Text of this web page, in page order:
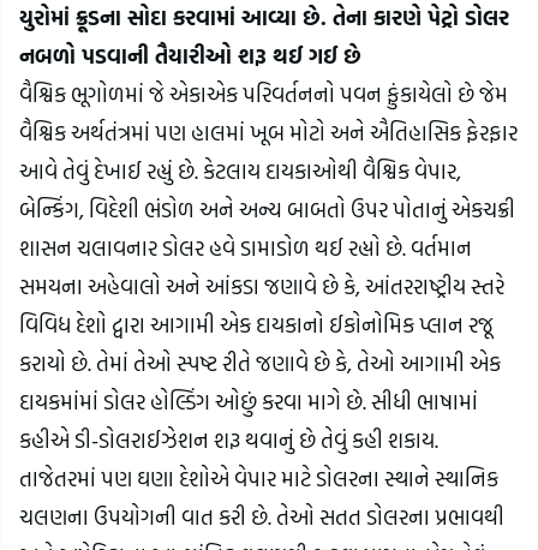
યુરોમાં ક્રૂડના સોદા કરવામાં આવ્યા છે. તેના કારણે પેટ્રો ડોલર
નબળો પડવાની તૈયારીઓ શરૂ થઈ ગઈ છે
વૈશ્વિક ભૂગોળમાં જે એકાએક પરિવર્તનનો પવન ફુંકાયેલો છે જેમ
વૈશ્વિક અર્થતંત્રમાં પણ હાલમાં ખૂબ મોટો અને ઐતિહાસિક ફેરફાર
આવે તેવું દેખાઈ રહ્યું છે. કેટલાય દાયકાઓથી વૈશ્વિક વેપાર,
બેન્કિંગ, વિદેશી ભંડોળ અને અન્ય બાબતો ઉપર પોતાનું એકચક્રી
શાસન ચલાવનાર ડોલર હવે ડામાડોળ થઈ રહ્યો છે. વર્તમાન
સમયના અહેવાલો અને આંકડા જણાવે છે કે, આંતરરાષ્ટ્રીય સ્તરે
વિવિધ દેશો દ્વારા આગામી એક દાયકાનો ઈકોનોમિક પ્લાન રજૂ
કરાયો છે. તેમાં તેઓ સ્પષ્ટ રીતે જણાવે છે કે, તેઓ આગામી એક
દાયકમાંમાં ડોલર હોલ્ડિંગ ઓછું કરવા માગે છે. સીધી ભાષામાં
કહીએ ડી-ડોલરાઈઝેશન શરૂ થવાનું છે તેવું કહી શકાય.
તાજેતરમાં પણ ઘણા દેશોએ વેપાર માટે ડોલરના સ્થાને સ્થાનિક
ચલણના ઉપયોગની વાત કરી છે. તેઓ સતત ડોલરના પ્રભાવથી